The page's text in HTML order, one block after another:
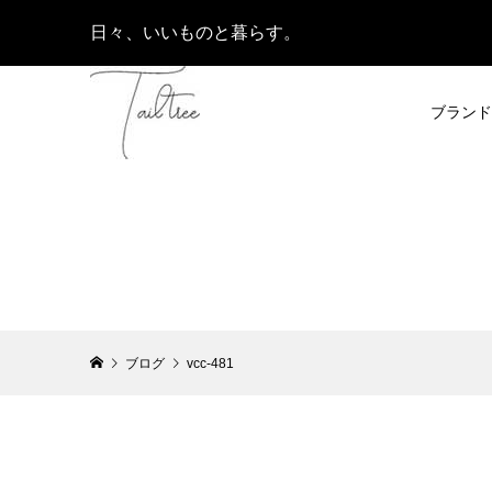
日々、いいものと暮らす。
ブランド
ブログ vcc-481